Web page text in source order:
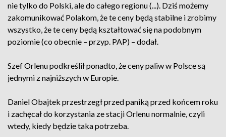
nie tylko do Polski, ale do całego regionu (...). Dziś możemy
zakomunikować Polakom, że te ceny będą stabilne i zrobimy
wszystko, że te ceny będą kształtować się na podobnym
poziomie (co obecnie – przyp. PAP) – dodał.
Szef Orlenu podkreślił ponadto, że ceny paliw w Polsce są
jednymi z najniższych w Europie.
Daniel Obajtek przestrzegł przed paniką przed końcem roku
i zachęcał do korzystania ze stacji Orlenu normalnie, czyli
wtedy, kiedy będzie taka potrzeba.